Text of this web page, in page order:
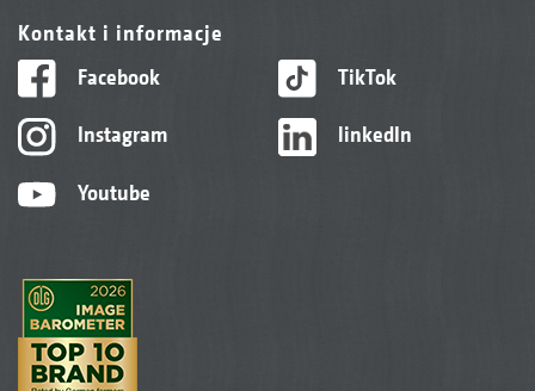
Kontakt i informacje
Facebook
Instagram
Youtube
TikTok
linkedIn